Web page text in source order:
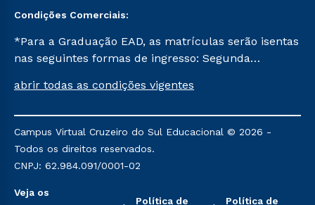
Condições Comerciais:
*Para a Graduação EAD, as matrículas serão isentas
nas seguintes formas de ingresso: Segunda
Já para as demais, a taxa de matrícula será de R$
mencionadas são referentes aos cursos: Ensino
Religioso, Geografia para a Docência e Metodologia
do Ensino de História: Questões Atuais.
abrir todas as condições vigentes
Campus Virtual Cruzeiro do Sul Educacional © 2026 -
Todos os direitos reservados.
CNPJ: 62.984.091/0001-02
Veja os
Política de Política de